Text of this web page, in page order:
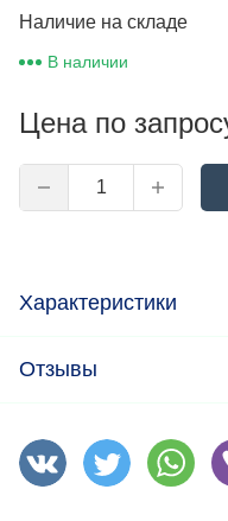
Наличие на складе
В наличии
Цена по
Характеристики
Отзывы